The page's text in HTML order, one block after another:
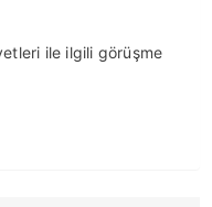
ile ilgili görüşme